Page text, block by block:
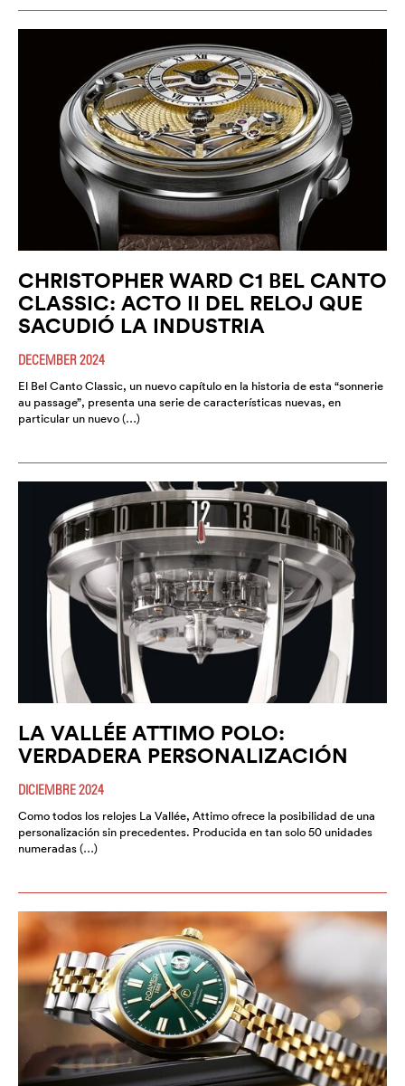
CHRISTOPHER WARD C1 BEL CANTO
CLASSIC: ACTO II DEL RELOJ QUE
SACUDIÓ LA INDUSTRIA
DECEMBER 2024
El Bel Canto Classic, un nuevo capítulo en la historia de esta “sonnerie
au passage”, presenta una serie de características nuevas, en
particular un nuevo (…)
LA VALLÉE ATTIMO POLO:
VERDADERA PERSONALIZACIÓN
DICIEMBRE 2024
Como todos los relojes La Vallée, Attimo ofrece la posibilidad de una
personalización sin precedentes. Producida en tan solo 50 unidades
numeradas (…)